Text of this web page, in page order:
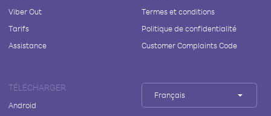
Viber Out
Tarifs
Assistance
Termes et conditions
Politique de confidentialité
Customer Complaints Code
TÉLÉCHARGER
Android
Français